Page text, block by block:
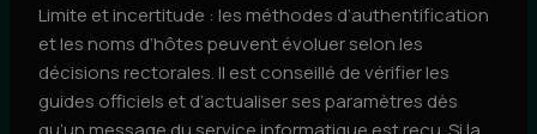
Limite et incertitude : les méthodes d’authentification
et les noms d’hôtes peuvent évoluer selon les
décisions rectorales. Il est conseillé de vérifier les
guides officiels et d’actualiser ses paramètres dès